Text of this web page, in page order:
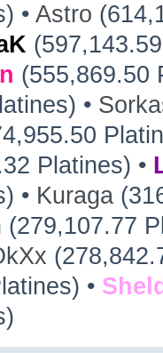
• Astro
(555,869.50
•
Platines) •
• Kuraga
(279,107.77
•